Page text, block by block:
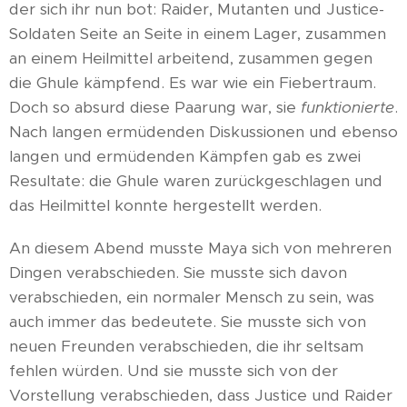
der sich ihr nun bot: Raider, Mutanten und Justice-
Soldaten Seite an Seite in einem Lager, zusammen
an einem Heilmittel arbeitend, zusammen gegen
die Ghule kämpfend. Es war wie ein Fiebertraum.
Doch so absurd diese Paarung war, sie funktionierte.
Nach langen ermüdenden Diskussionen und ebenso
langen und ermüdenden Kämpfen gab es zwei
Resultate: die Ghule waren zurückgeschlagen und
das Heilmittel konnte hergestellt werden.
An diesem Abend musste Maya sich von mehreren
Dingen verabschieden. Sie musste sich davon
verabschieden, ein normaler Mensch zu sein, was
auch immer das bedeutete. Sie musste sich von
neuen Freunden verabschieden, die ihr seltsam
fehlen würden. Und sie musste sich von der
Vorstellung verabschieden, dass Justice und Raider